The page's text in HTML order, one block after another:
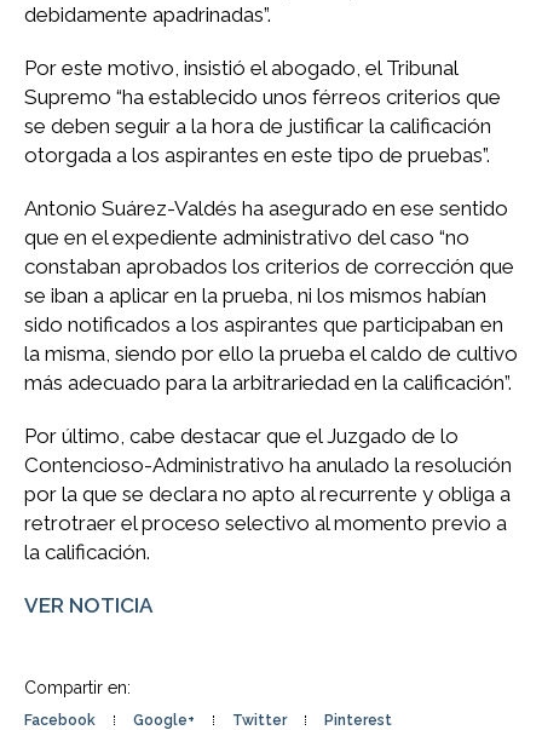
debidamente apadrinadas”.
Por este motivo, insistió el abogado, el Tribunal
Supremo “ha establecido unos férreos criterios que
se deben seguir a la hora de justificar la calificación
otorgada a los aspirantes en este tipo de pruebas”.
Antonio Suárez-Valdés ha asegurado en ese sentido
que en el expediente administrativo del caso “no
constaban aprobados los criterios de corrección que
se iban a aplicar en la prueba, ni los mismos habían
sido notificados a los aspirantes que participaban en
la misma, siendo por ello la prueba el caldo de cultivo
más adecuado para la arbitrariedad en la calificación”.
Por último, cabe destacar que el Juzgado de lo
Contencioso-Administrativo ha anulado la resolución
por la que se declara no apto al recurrente y obliga a
retrotraer el proceso selectivo al momento previo a
la calificación.
VER NOTICIA
Compartir en:
Facebook Google+ Twitter Pinterest